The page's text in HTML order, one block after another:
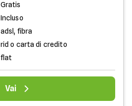
Gratis
Incluso
adsl, fibra
rid o carta di credito
flat
Vai